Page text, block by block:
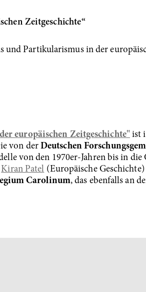
Zeitgeschichte“
und Partikularismus in der
europäischen Zeitgeschichte" ist
von der Deutschen
von den 1970er-Jahren bis in die
Kiran Patel (Europäische
Carolinum, das ebenfalls an